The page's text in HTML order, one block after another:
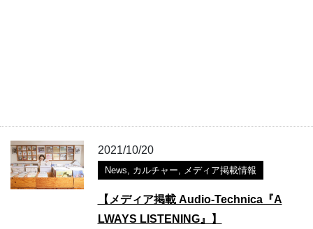
2021/10/20
News, カルチャー, メディア掲載情報
【メディア掲載 Audio-Technica『A
LWAYS LISTENING』】